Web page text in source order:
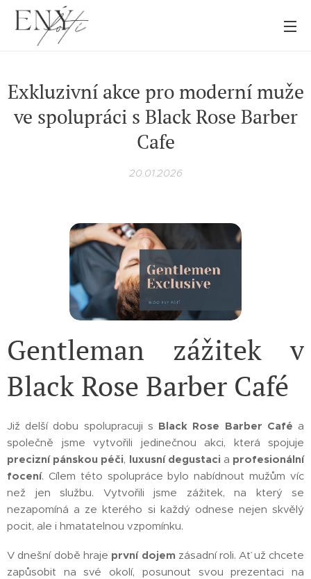
Exkluzivní akce pro moderní muže
ve spolupráci s Black Rose Barber
Cafe
20.01.2026
Gentleman zážitek v
Black Rose Barber Café
Již delší dobu spolupracuji s Black Rose Barber Café a
společně jsme vytvořili jedinečnou akci, která spojuje
precizní pánskou péči, luxusní degustaci a profesionální
focení. Cílem této spolupráce bylo nabídnout mužům víc
než jen službu. Vytvořili jsme zážitek, na který se
nezapomíná a ze kterého si každý odnese nejen skvělý
pocit, ale i hmatatelnou vzpomínku.
V dnešní době hraje první dojem zásadní roli. Ať už chcete
zapůsobit na své okolí, posunout svou prezentaci na